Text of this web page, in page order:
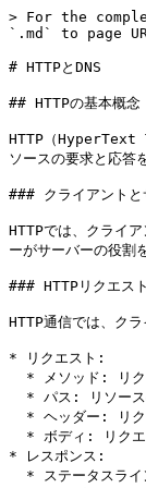
> For the complete documentation index, see [llms.txt](https://engineer.toggle.co.jp/llms.txt). Markdown versions of documentation pages are available by appending `.md` to page URLs; this page is available as [Markdown](https://engineer.toggle.co.jp/chapter-1-toggle-holdings-engineer-101/ji-chu-yan-xiu/httptodns.md).

# HTTPとDNS

## HTTPの基本概念

HTTP（HyperText Transfer Protocol）は、クライアントとサーバー間で情報をやり取りするためのプロトコルです。WebブラウザやWebサーバーなどのクライアントとサーバーの間で使用され、Webページやその他のリソースの要求と応答を処理します。HTTPは、クライアントからサーバーに要求を送信し、サーバーはそれに応答して要求された情報を返すというやり取りを行います。

### クライアントとサーバーの関係

HTTPでは、クライアントとサーバーが対等な関係にあります。クライアントは情報の要求を送信し、サーバーはそれに応答して要求された情報を提供します。一般的に、Webブラウザがクライアントの役割を果たし、Webサーバーがサーバーの役割を果たします。クライアントとサーバーは、通信を確立するためにTCP/IPプロトコルを使用します。

### HTTPリクエストとレスポンスの構造

HTTP通信では、クライアントがサーバーに対してリクエストを送信し、サーバーはそれに対してレスポンスを返します。リクエストとレスポンスは、以下のような構造を持ちます:

* リクエスト:
  * メソッド: リクエストの種類を示すHTTPメソッド（GET、POST、PUT、DELETEなど）
  * パス: リソースの場所や識別子を示すURLの一部
  * ヘッダー: リクエストに関する追加情報（ユーザーエージェント、クッキーなど）
  * ボディ: リクエストに含まれるデータ（一部のメソッドで使用される）
* レスポンス:
  * ステータスライン: レスポンスのステータスコードと説明フレーズ
  * ヘッダー: レスポンスに関する追加情報（